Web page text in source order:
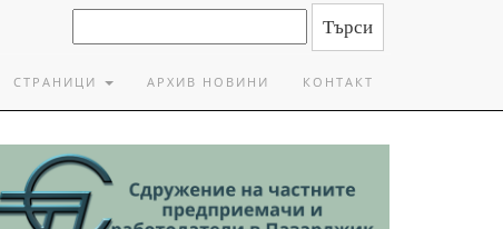
СТРАНИЦИ АРХИВ НОВИНИ КОНТАКТ